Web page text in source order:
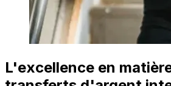
L'excellence en